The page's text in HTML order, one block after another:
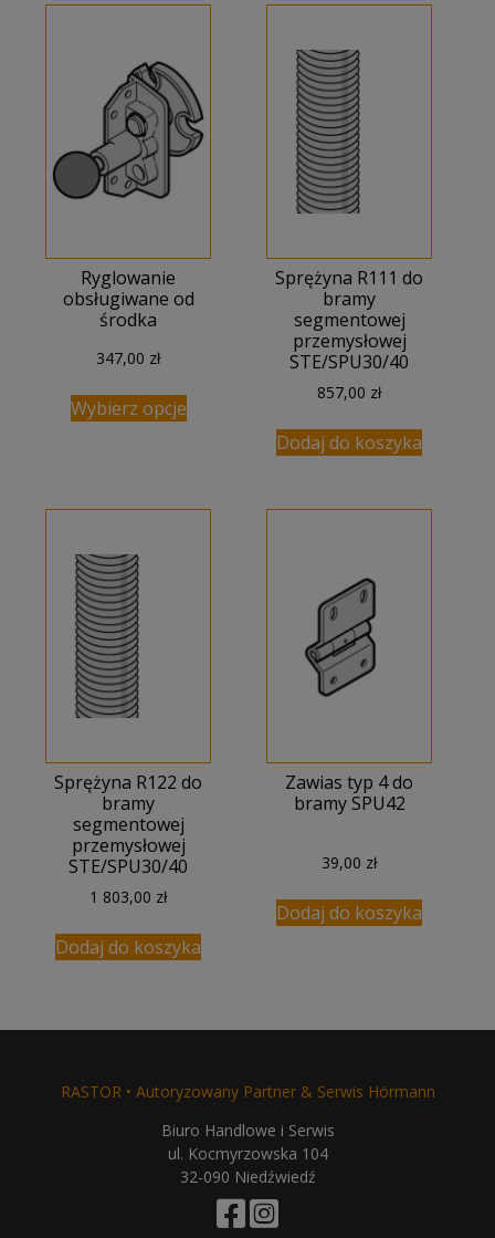
Ryglowanie
obsługiwane od
środka
347,00 zł
Wybierz opcje
Sprężyna R111 do
bramy
segmentowej
przemysłowej
STE/SPU30/40
857,00 zł
Dodaj do koszyka
Sprężyna R122 do
bramy
segmentowej
przemysłowej
STE/SPU30/40
1 803,00 zł
Dodaj do koszyka
Zawias typ 4 do
bramy SPU42
39,00 zł
Dodaj do koszyka
RASTOR • Autoryzowany Partner & Serwis Hörmann
Biuro Handlowe i Serwis
ul. Kocmyrzowska 104
32-090 Niedźwiedź